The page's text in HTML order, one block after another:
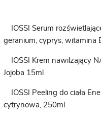
IOSSI Serum
geranium, cyprys, witamina
IOSSI Krem nawilżający
Jojoba 15ml
IOSSI Peeling do ciała
cytrynowa, 250ml